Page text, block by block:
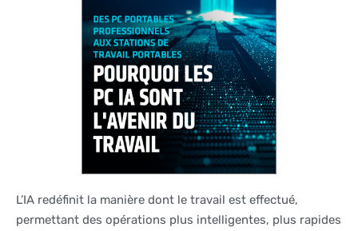
L’IA redéfinit la manière dont le travail est effectué,
permettant des opérations plus intelligentes, plus rapides